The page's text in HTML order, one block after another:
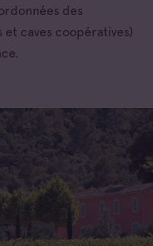
des
caves coopératives)